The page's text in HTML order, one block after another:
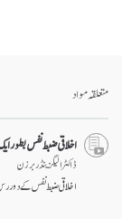
متعلقہ مواد
اخلاقی ضبط نفس بطور
ڈاکٹر الیگزینڈر برزن
اخلاقی ضبط نفس کے دور